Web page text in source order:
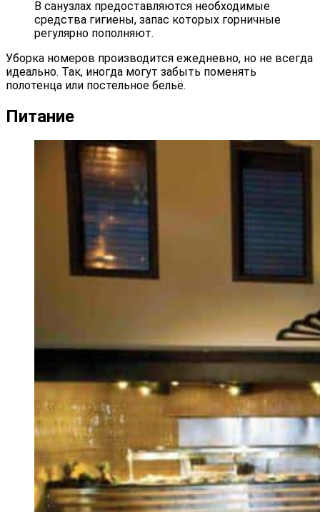
В санузлах предоставляются необходимые
средства гигиены, запас которых горничные
регулярно пополняют.
Уборка номеров производится ежедневно, но не всегда
идеально. Так, иногда могут забыть поменять
полотенца или постельное бельё.
Питание